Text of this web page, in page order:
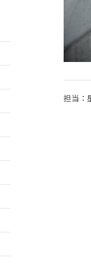
担当：